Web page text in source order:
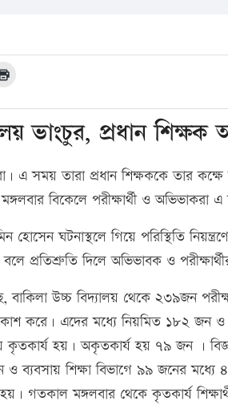
ভাংচুর, প্রধান শিক্ষক
এ সময় তারা প্রধান শিক্ষককে তার
বিকেলে পরীক্ষার্থী ও অভিভাকরা এ
ঘটনাস্থলে গিয়ে পরিস্থিতি
প্রতিশ্রুতি দিলে অভিভাবক ও
উচ্চ বিদ্যালয় থেকে ২৩৯জন
করে। এদের মধ্যে নিয়মিত ১৮২ জন
কৃতকার্য হয়। অকৃতকার্য হয় ৭৯ জন ।
ব্যবসায় শিক্ষা বিভাগে ৯৯ জনের
হয়। গতকাল মঙ্গলবার থেকে কৃতকার্য